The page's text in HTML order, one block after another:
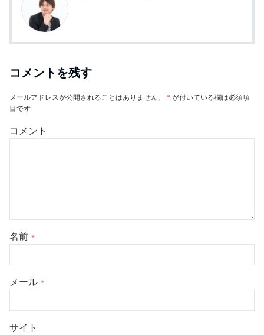
コメントを残す
メールアドレスが公開されることはありません。 * が付いている欄は必須項
目です
コメント
名前 *
メール *
サイト